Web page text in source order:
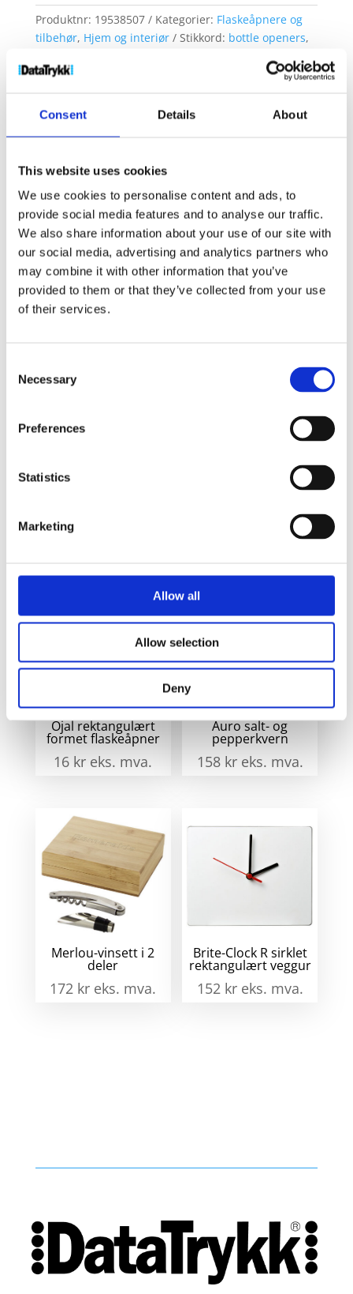
Consent Details About
This website uses cookies
We use cookies to personalise content and ads, to
provide social media features and to analyse our traffic.
We also share information about your use of our site with
our social media, advertising and analytics partners who
may combine it with other information that you’ve
provided to them or that they’ve collected from your use
of their services.
Selection
Necessary
Preferences
Statistics
Marketing
Allow all
Allow selection
Deny
Produktnr: 19538507 Kategorier: Flaskeåpnere og
tilbehør, Hjem og interiør Stikkord: bottle openers,
keychains
keyrings,keys,
Kjøp produkt uten print
Ekstra informasjon
Send forespørsel om produkt med print
Dekorasjonsalternativer
Dekorasjonpriser
På lager
På lager
flaskeåpner
På
lager
Ojal rektangulært
formet flaskeåpner
16 kr eks. mva.
Auro salt- og
pepperkvern
158 kr eks. mva.
Merlou-vinsett i 2
deler
172 kr eks. mva.
Brite-Clock R sirklet
rektangulært veggur
152 kr eks. mva.